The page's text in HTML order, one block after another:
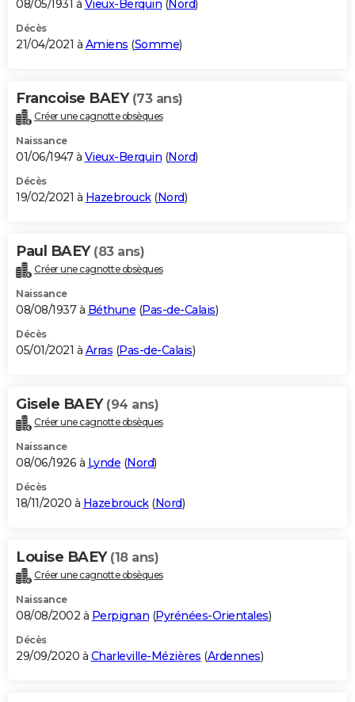
08/05/1931 à Vieux-Berquin (Nord)
Décès
21/04/2021 à Amiens (Somme)
Francoise BAEY (73 ans)
Créer une cagnotte obsèques
Naissance
01/06/1947 à Vieux-Berquin (Nord)
Décès
19/02/2021 à Hazebrouck(Nord)
Paul BAEY (83 ans)
Créer une cagnotte obsèques
Naissance
08/08/1937 à Béthune (Pas-de-Calais)
Décès
05/01/2021 à Arras (Pas-de-Calais)
Gisele BAEY (94 ans)
Créer une cagnotte obsèques
Naissance
08/06/1926 à Lynde (Nord)
Décès
18/11/2020 à Hazebrouck(Nord)
Louise BAEY (18 ans)
Créer une cagnotte obsèques
Naissance
08/08/2002 à Perpignan (Pyrénées-Orientales)
Décès
29/09/2020 à Charleville-Mézières (Ardennes)